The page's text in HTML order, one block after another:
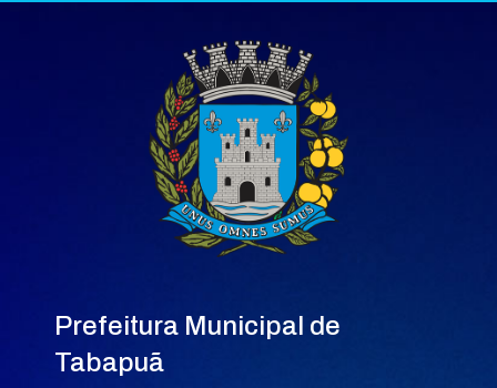
Prefeitura Municipal de
Tabapuã